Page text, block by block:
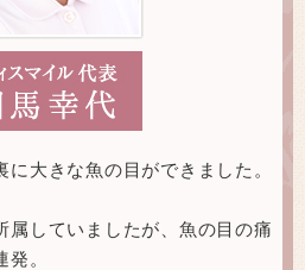
大きな魚の目ができました。
属していましたが、魚の目の痛
。